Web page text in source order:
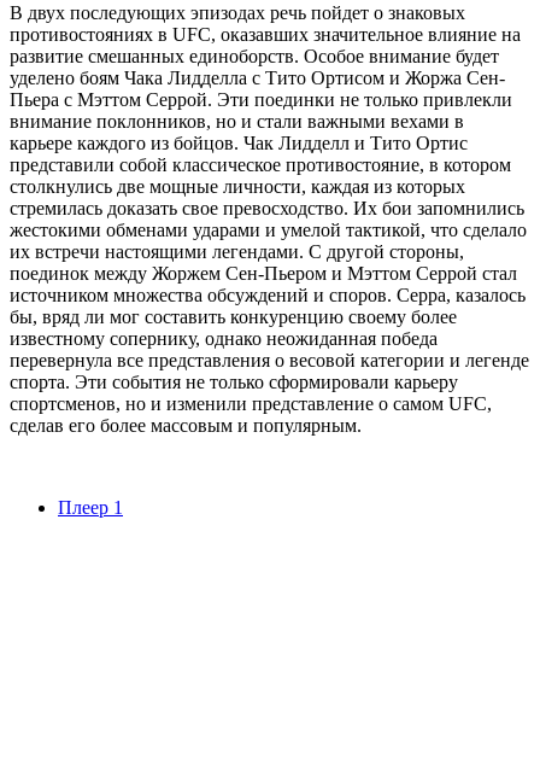
В двух последующих эпизодах речь пойдет о знаковых
противостояниях в UFC, оказавших значительное влияние на
развитие смешанных единоборств. Особое внимание будет
уделено боям Чака Лидделла с Тито Ортисом и Жоржа Сен-
Пьера с Мэттом Серрой. Эти поединки не только привлекли
внимание поклонников, но и стали важными вехами в
карьере каждого из бойцов. Чак Лидделл и Тито Ортис
представили собой классическое противостояние, в котором
столкнулись две мощные личности, каждая из которых
стремилась доказать свое превосходство. Их бои запомнились
жестокими обменами ударами и умелой тактикой, что сделало
их встречи настоящими легендами. С другой стороны,
поединок между Жоржем Сен-Пьером и Мэттом Серрой стал
источником множества обсуждений и споров. Серра, казалось
бы, вряд ли мог составить конкуренцию своему более
известному сопернику, однако неожиданная победа
перевернула все представления о весовой категории и легенде
спорта. Эти события не только сформировали карьеру
спортсменов, но и изменили представление о самом UFC,
сделав его более массовым и популярным.
Плеер 1